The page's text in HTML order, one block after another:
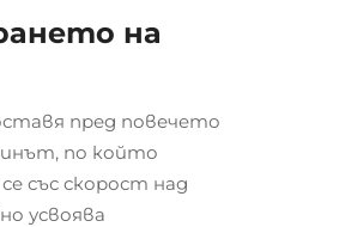
на
пред повечето
по който
със скорост над
усвоява